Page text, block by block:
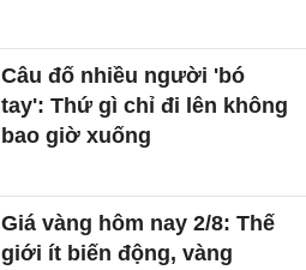
Câu đố nhiều người 'bó
tay': Thứ gì chỉ đi lên không
bao giờ xuống
Giá vàng hôm nay 2/8: Thế
giới ít biến động, vàng